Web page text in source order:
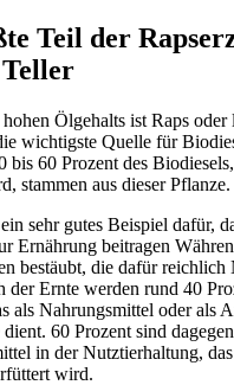
Teil der
hohen Ölgehalts ist Raps oder
wichtigste Quelle für
bis 60 Prozent des
stammen aus dieser Pflanze.
sehr gutes Beispiel dafür,
Ernährung beitragen
bestäubt, die dafür reichlich
der Ernte werden rund 40
als Nahrungsmittel oder als
60 Prozent sind
in der Nutztierhaltung,
wird.